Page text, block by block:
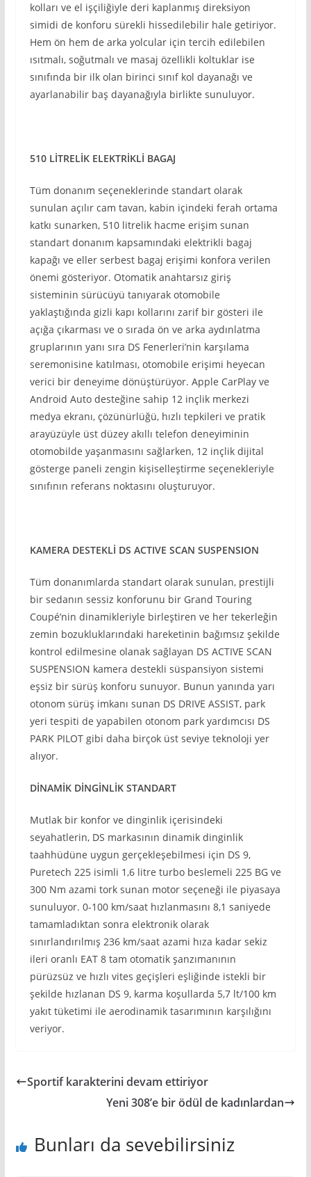
kolları ve el işçiliğiyle deri kaplanmış direksiyon
simidi de konforu sürekli hissedilebilir hale getiriyor.
Hem ön hem de arka yolcular için tercih edilebilen
ısıtmalı, soğutmalı ve masaj özellikli koltuklar ise
sınıfında bir ilk olan birinci sınıf kol dayanağı ve
ayarlanabilir baş dayanağıyla birlikte sunuluyor.
510 LİTRELİK ELEKTRİKLİ BAGAJ
Tüm donanım seçeneklerinde standart olarak
sunulan açılır cam tavan, kabin içindeki ferah ortama
katkı sunarken, 510 litrelik hacme erişim sunan
standart donanım kapsamındaki elektrikli bagaj
kapağı ve eller serbest bagaj erişimi konfora verilen
önemi gösteriyor. Otomatik anahtarsız giriş
sisteminin sürücüyü tanıyarak otomobile
yaklaştığında gizli kapı kollarını zarif bir gösteri ile
açığa çıkarması ve o sırada ön ve arka aydınlatma
gruplarının yanı sıra DS Fenerleri’nin karşılama
seremonisine katılması, otomobile erişimi heyecan
verici bir deneyime dönüştürüyor. Apple CarPlay ve
Android Auto desteğine sahip 12 inçlik merkezi
medya ekranı, çözünürlüğü, hızlı tepkileri ve pratik
arayüzüyle üst düzey akıllı telefon deneyiminin
otomobilde yaşanmasını sağlarken, 12 inçlik dijital
gösterge paneli zengin kişiselleştirme seçenekleriyle
sınıfının referans noktasını oluşturuyor.
KAMERA DESTEKLİ DS ACTIVE SCAN SUSPENSION
Tüm donanımlarda standart olarak sunulan, prestijli
bir sedanın sessiz konforunu bir Grand Touring
Coupé’nin dinamikleriyle birleştiren ve her tekerleğin
zemin bozukluklarındaki hareketinin bağımsız şekilde
kontrol edilmesine olanak sağlayan DS ACTIVE SCAN
SUSPENSION kamera destekli süspansiyon sistemi
eşsiz bir sürüş konforu sunuyor. Bunun yanında yarı
otonom sürüş imkanı sunan DS DRIVE ASSIST, park
yeri tespiti de yapabilen otonom park yardımcısı DS
PARK PILOT gibi daha birçok üst seviye teknoloji yer
alıyor.
DİNAMİK DİNGİNLİK STANDART
Mutlak bir konfor ve dinginlik içerisindeki
seyahatlerin, DS markasının dinamik dinginlik
taahhüdüne uygun gerçekleşebilmesi için DS 9,
Puretech 225 isimli 1,6 litre turbo beslemeli 225 BG ve
300 Nm azami tork sunan motor seçeneği ile piyasaya
sunuluyor. 0-100 km/saat hızlanmasını 8,1 saniyede
tamamladıktan sonra elektronik olarak
sınırlandırılmış 236 km/saat azami hıza kadar sekiz
ileri oranlı EAT 8 tam otomatik şanzımanının
pürüzsüz ve hızlı vites geçişleri eşliğinde istekli bir
şekilde hızlanan DS 9, karma koşullarda 5,7 lt/100 km
yakıt tüketimi ile aerodinamik tasarımının karşılığını
veriyor.
Sportif karakterini devam ettiriyor
Yeni 308’e bir ödül de kadınlardan
Bunları da sevebilirsiniz